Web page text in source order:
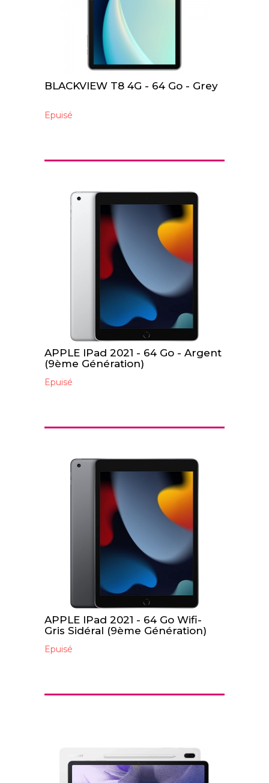
BLACKVIEW T8 4G - 64 Go - Grey
Epuisé
APPLE IPad 2021 - 64 Go - Argent
(9ème Génération)
Epuisé
APPLE IPad 2021 - 64 Go Wifi-
Gris Sidéral (9ème Génération)
Epuisé